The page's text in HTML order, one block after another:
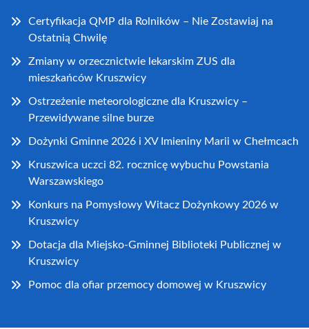
Certyfikacja QMP dla Rolników – Nie Zostawiaj na
Ostatnią Chwilę
Zmiany w orzecznictwie lekarskim ZUS dla
mieszkańców Kruszwicy
Ostrzeżenie meteorologiczne dla Kruszwicy –
Przewidywane silne burze
Dożynki Gminne 2026 i XV Imieniny Marii w Chełmcach
Kruszwica uczci 82. rocznicę wybuchu Powstania
Warszawskiego
Konkurs na Pomysłowy Witacz Dożynkowy 2026 w
Kruszwicy
Dotacja dla Miejsko-Gminnej Biblioteki Publicznej w
Kruszwicy
Pomoc dla ofiar przemocy domowej w Kruszwicy